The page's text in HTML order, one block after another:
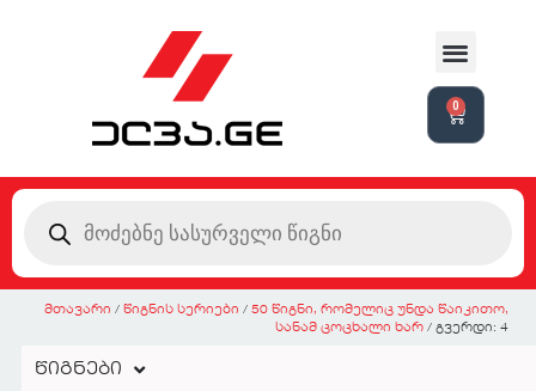
0
მთავარი / წიგნის სერიები / 50 წიგნი, რომელიც უნდა წაიკითო,
სანამ ცოცხალი ხარ/ გვერდი: 4
წიგნები